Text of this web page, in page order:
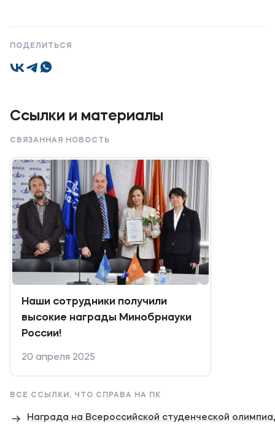
ПОДЕЛИТЬСЯ
Ссылки и материалы
СВЯЗАННАЯ НОВОСТЬ
Наши сотрудники получили
высокие награды Минобрнауки
России!
20 апреля 2025
ВСЕ ССЫЛКИ, ЧТО СПРАВА НА ПК
Награда на Всероссийской студенческой